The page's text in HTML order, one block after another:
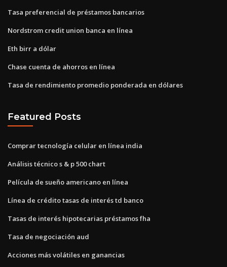
Tasa preferencial de préstamos bancarios
Nordstrom credit union banca en línea
Eth birr a dólar
Chase cuenta de ahorros en línea
Tasa de rendimiento promedio ponderada en dólares
Featured Posts
Comprar tecnología celular en línea india
Análisis técnico s & p 500 chart
Película de sueño americano en línea
Línea de crédito tasas de interés td banco
Tasas de interés hipotecarias préstamos fha
Tasa de negociación aud
Acciones más volátiles en ganancias